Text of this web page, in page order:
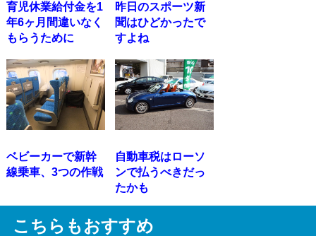
育児休業給付金を1
年6ヶ月間違いなく
もらうために
昨日のスポーツ新
聞はひどかったで
すよね
ベビーカーで新幹
線乗車、3つの作戦
自動車税はローソ
ンで払うべきだっ
たかも
こちらもおすすめ